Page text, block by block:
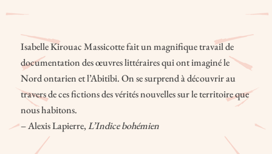
Isabelle Kirouac Massicotte fait un magnifique travail de
documentation des œuvres littéraires qui ont imaginé le
Nord ontarien et l’Abitibi. On se surprend à découvrir au
travers de ces fictions des vérités nouvelles sur le territoire que
nous habitons.
– Alexis Lapierre,L’Indice bohémien